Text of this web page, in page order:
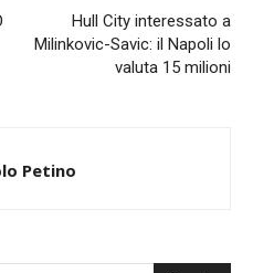
Hull City interessato a
Milinkovic-Savic: il Napoli lo
valuta 15 milioni
Petino